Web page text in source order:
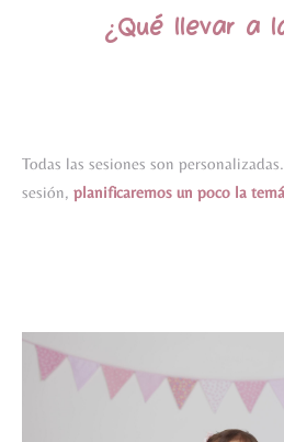
¿Qué llevar a
Todas las sesiones son
sesión, planificaremos un poco la